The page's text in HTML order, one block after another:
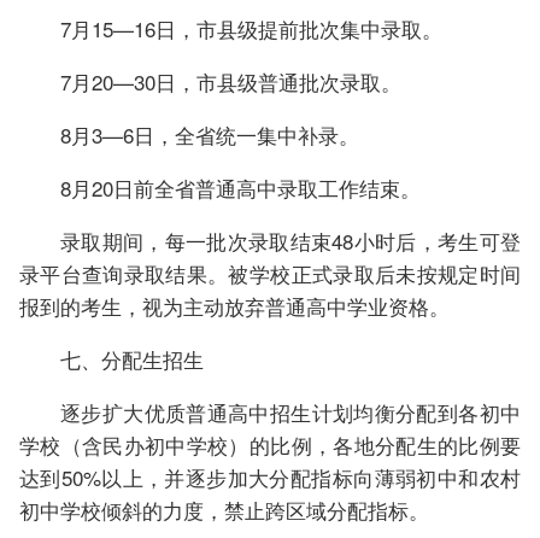
7月15—16日，市县级提前批次集中录取。
7月20—30日，市县级普通批次录取。
8月3—6日，全省统一集中补录。
8月20日前全省普通高中录取工作结束。
录取期间，每一批次录取结束48小时后，考生可登
录平台查询录取结果。被学校正式录取后未按规定时间
报到的考生，视为主动放弃普通高中学业资格。
七、分配生招生
逐步扩大优质普通高中招生计划均衡分配到各初中
学校（含民办初中学校）的比例，各地分配生的比例要
达到50%以上，并逐步加大分配指标向薄弱初中和农村
初中学校倾斜的力度，禁止跨区域分配指标。